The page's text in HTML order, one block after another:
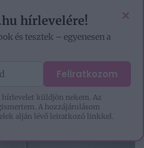
×
hírlevelére!
és tesztek – egyenesen a
Feliratkozom
küldjön nekem. Az
A hozzájárulásom
alján lévő leiratkozó linkkel.